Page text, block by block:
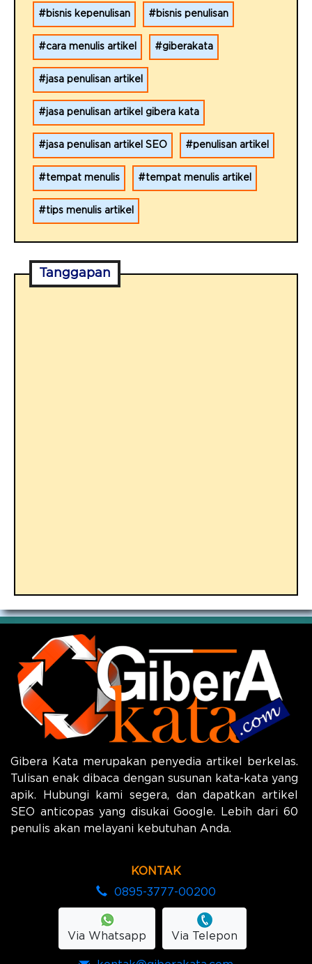
bisnis kepenulisan bisnis penulisan
cara menulis artikel giberakata
jasa penulisan artikel
jasa penulisan artikel gibera kata
jasa penulisan artikel SEO penulisan artikel
tempat menulis tempat menulis artikel
tips menulis artikel
Tanggapan
Gibera Kata merupakan penyedia artikel berkelas.
Tulisan enak dibaca dengan susunan kata-kata yang
apik. Hubungi kami segera, dan dapatkan artikel
SEO anticopas yang disukai Google. Lebih dari 60
penulis akan melayani kebutuhan Anda.
KONTAK
0895-3777-00200
Via Whatsapp Via Telepon